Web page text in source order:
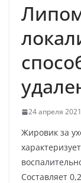
24 апреля 2021
Жировик за
Составляет